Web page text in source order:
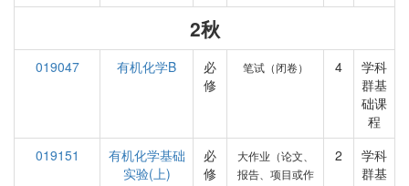
2秋
019047 有机化学B
必
修
笔试（闭卷） 4
学科
群基
础课
程
019151
有机化学基础
实验(上)
必
修
大作业（论文、
报告、项目或作
2
学科
群基